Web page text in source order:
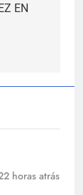
EN
horas atrás